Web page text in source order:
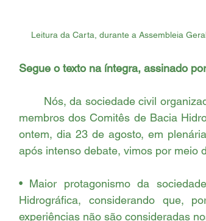
Leitura da Carta, durante a Assembleia
Segue o texto na íntegra, assinado
membros dos Comitês de Bacia
ontem, dia 23 de agosto, em
após intenso debate, vimos por meio
• Maior protagonismo da
Hidrográfica, considerando que,
experiências não são consideradas